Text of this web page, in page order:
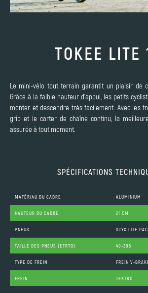
TOKEE LITE
Le mini-vélo tout terrain garantit un plaisir de
Grâce à la faible hauteur d'appui, les petits
monter et descendre très facilement. Avec les
grip et le carter de chaîne continu, la
assurée à tout moment.
SPÉCIFICATIONS
MATÉRIAU DU CADRE ALUMINIUM
HAUTEUR DU CADRE 21 CM
PNEUS STYX LITE
TAILLE DES PNEUS (ETRTO) 40-305
TYPE DE FREIN FREIN V-
FREIN TEKTRO